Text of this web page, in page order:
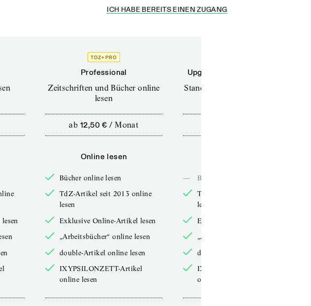
ICH HABE BEREITS EINEN ZUGANG
TDZ+ PRO
Professional
Zeitschriften und Bücher online
lesen
ab 12,50 € /Monat
Online lesen
Bücher online lesen
TdZ-Artikel seit 2013 online
lesen
Exklusive Online-Artikel lesen
„Arbeitsbücher“ online lesen
double-Artikel online lesen
IXYPSILONZETT-Artikel
online lesen
Upgrade für Printabonnenten
Standard (TdZ+) – Zeitschriften
—
Bücher online lesen
TdZ-Artikel seit 2013 online
lesen
Exklusive Online-Artikel lesen
„Arbeitsbücher“ online lesen
double-Artikel online lesen
IXYPSILONZETT-Artikel
online lesen